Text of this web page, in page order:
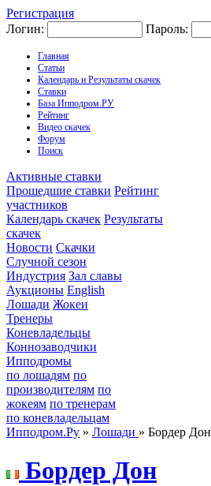
Регистрация
Логин:
Пароль:
Главная
Статьи
Календарь и Результаты скачек
Ставки
База Ипподром.РУ
Рейтинг
Видео скачек
Форум
Поиск
Активные ставки
Прошедшие ставки Рейтинг
участников
Календарь скачек Результаты
скачек
Новости Скачки
Случной сезон
Индустрия Зал славы
Аукционы English
Лошади Жокеи
Тренеры
Коневладельцы
Коннозаводчики
Ипподромы
по лошадям по
производителям по
жокеям по тренерам
по коневладельцам
Ипподром.Ру » Лошади » Бордер Дон
Боpдеp Дон